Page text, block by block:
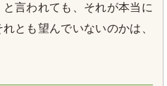
言われても、それが本当に
とも望んでいないのかは、